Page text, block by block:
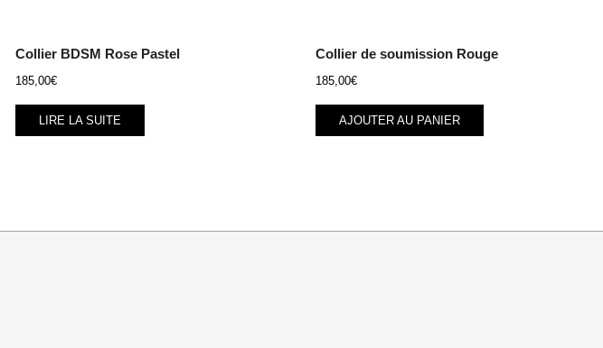
Collier BDSM Rose Pastel
185,00€
LIRE LA SUITE
Collier de soumission Rouge
185,00€
AJOUTER AU PANIER